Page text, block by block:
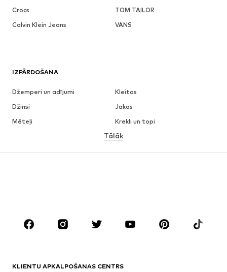
Crocs
TOM TAILOR
Calvin Klein Jeans
VANS
IZPĀRDOŠANA
Džemperi un adījumi
Kleitas
Džinsi
Jakas
Mēteļi
Krekli un topi
Apakšveļa
Svārki
Blūzes un tunikas
Aksesuāri
Premium
Jaunumi
Šobrīd populāri
Tālāk
KLIENTU APKALPOŠANAS CENTRS